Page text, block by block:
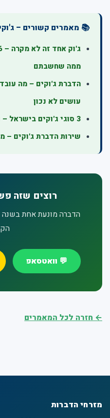
📚 מאמרים קשורים –
ממה שחשבתם
הדברת ג'וקים – מה
עושים לא נכון
3 סוגי ג'וקים בישראל – ולכל אחד יש פתרון אחר
שירות הדברת ג'וקים –
רוצים שזה
הדברה מונעת אחת
💬 וואטסאפ
← חזרה לכל המאמרים
מזרחי הדברות